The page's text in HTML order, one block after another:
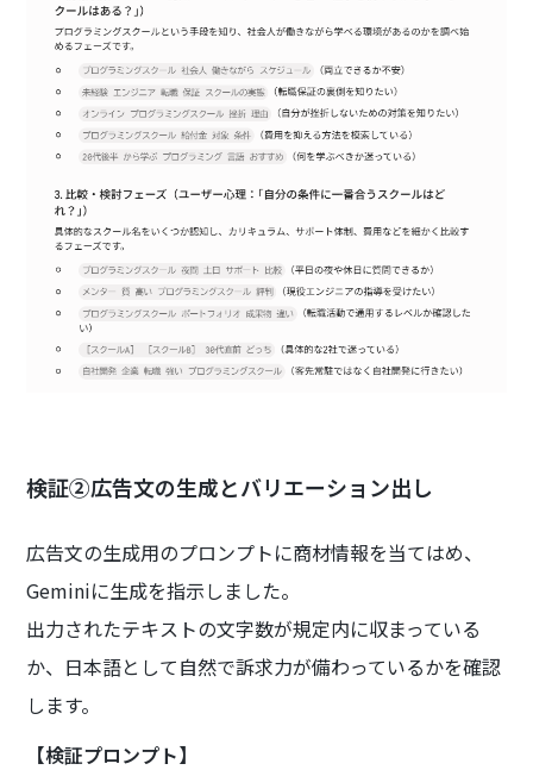
検証②広告文の生成とバリエーション出し
広告文の生成用のプロンプトに商材情報を当てはめ、
Geminiに生成を指示しました。
出力されたテキストの文字数が規定内に収まっている
か、日本語として自然で訴求力が備わっているかを確認
します。
【検証プロンプト】